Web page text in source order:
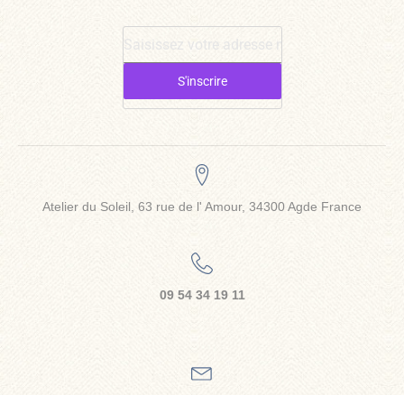
S'inscrire
Atelier du Soleil, 63 rue de l' Amour, 34300 Agde France
09 54 34 19 11